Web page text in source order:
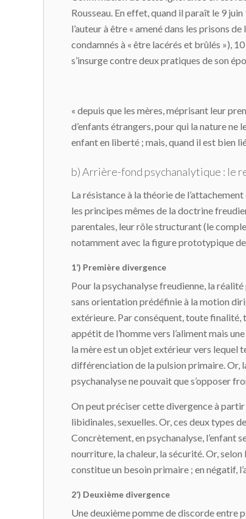
Rousseau. En effet, quand il paraît le 9
l’auteur à être « amené dans les prisons
condamnés à « être lacérés et brûlés »),
s’insurge contre deux pratiques de son
« depuis que les mères, méprisant leur
d’enfants étrangers, pour qui la nature ne
enfant en liberté ; mais, quand il est bien
b) Arrière-fond psychanalytique : le
La résistance à la théorie de
les principes mêmes de la doctrine
parentales, leur rôle structurant (le
notamment avec la figure prototypique
1’) Première divergence
Pour la psychanalyse freudienne, la
sans orientation prédéfinie à la motion
extérieure. Par conséquent, toute finalité,
appétit de l’homme vers l’aliment mais
la mère est un objet extérieur vers lequel
différenciation de la pulsion primaire. Or,
psychanalyse ne pouvait que s’opposer
On peut préciser cette divergence à
libidinales, sexuelles. Or, ces deux types
Concrètement, en psychanalyse, l’enfant
nourriture, la chaleur, la sécurité. Or,
constitue un besoin primaire ; en négatif,
2’) Deuxième divergence
Une deuxième pomme de discorde entre